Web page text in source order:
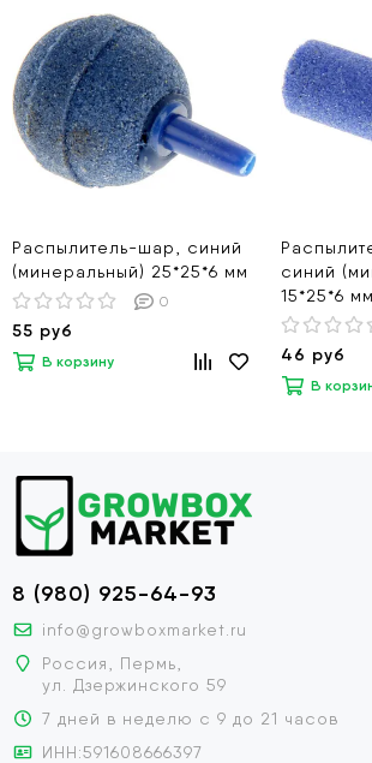
Распылитель-шар, синий
(минеральный) 25*25*6 мм
0
55 руб
В корзину
синий
15*25*6 мм
46 руб
В
8 (980) 925-64-93
info@growboxmarket.ru
Россия, Пермь,
ул. Дзержинского 59
7 дней в неделю с 9 до 21 часов
ИНН:591608666397